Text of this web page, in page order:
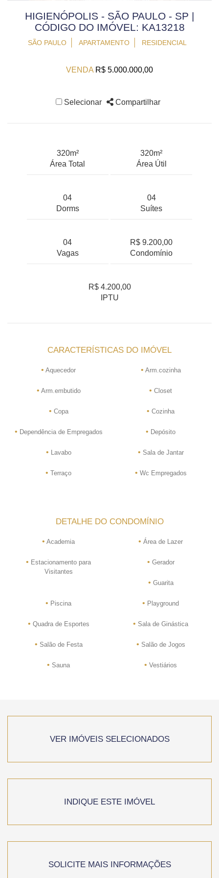
HIGIENÓPOLIS - SÃO PAULO - SP |
CÓDIGO DO IMÓVEL: KA13218
SÃO PAULO APARTAMENTO RESIDENCIAL
VENDA R$ 5.000.000,00
Selecionar Compartilhar
320m²
Área Total
320m²
Área Útil
04
Dorms
04
Suítes
04
Vagas
R$ 9.200,00
Condomínio
R$ 4.200,00
IPTU
CARACTERÍSTICAS DO IMÓVEL
• Aquecedor • Arm.cozinha
• Arm.embutido • Closet
• Copa • Cozinha
• Dependência de Empregados • Depósito
• Lavabo • Sala de Jantar
• Terraço • Wc Empregados
DETALHE DO CONDOMÍNIO
• Academia • Área de Lazer
• Estacionamento para
Visitantes
• Gerador
• Guarita
• Piscina • Playground
• Quadra de Esportes • Sala de Ginástica
• Salão de Festa • Salão de Jogos
• Sauna • Vestiários
VER IMÓVEIS SELECIONADOS
INDIQUE ESTE IMÓVEL
SOLICITE MAIS INFORMAÇÕES